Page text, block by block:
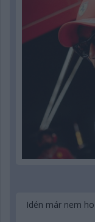
Idén már nem